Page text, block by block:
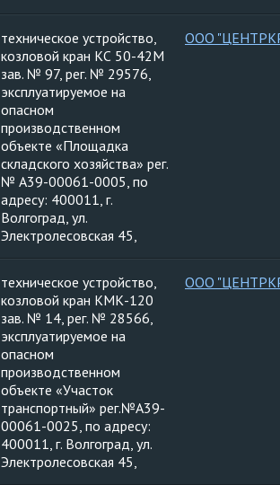
техническое устройство,
козловой кран КС 50-42М
зав. № 97, рег. № 29576,
эксплуатируемое на
опасном
производственном
объекте «Площадка
складского хозяйства» рег.
№ А39-00061-0005, по
адресу: 400011, г.
Волгоград, ул.
Электролесовская 45,
ООО
техническое устройство,
козловой кран КМК-120
зав. № 14, рег. № 28566,
эксплуатируемое на
опасном
производственном
объекте «Участок
транспортный» рег.№А39-
00061-0025, по адресу:
400011, г. Волгоград, ул.
Электролесовская 45,
ООО